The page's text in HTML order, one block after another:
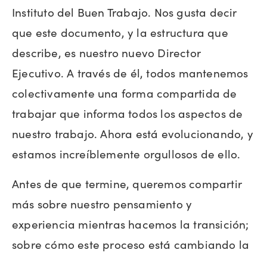
Instituto del Buen Trabajo. Nos gusta decir
que este documento, y la estructura que
describe, es nuestro nuevo Director
Ejecutivo. A través de él, todos mantenemos
colectivamente una forma compartida de
trabajar que informa todos los aspectos de
nuestro trabajo. Ahora está evolucionando, y
estamos increíblemente orgullosos de ello.
Antes de que termine, queremos compartir
más sobre nuestro pensamiento y
experiencia mientras hacemos la transición;
sobre cómo este proceso está cambiando la